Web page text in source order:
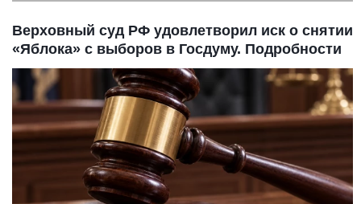
Верховный суд РФ удовлетворил иск о снятии
«Яблока» с выборов в Госдуму. Подробности